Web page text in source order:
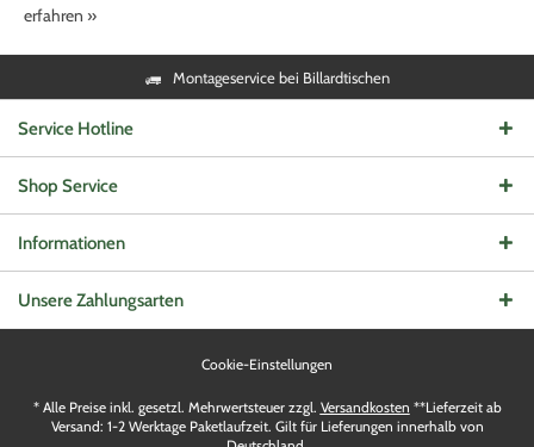
erfahren »
Montageservice bei Billardtischen
Service Hotline
Shop Service
Informationen
Unsere Zahlungsarten
Cookie-Einstellungen
* Alle Preise inkl. gesetzl. Mehrwertsteuer zzgl. Versandkosten **Lieferzeit ab
Versand: 1-2 Werktage Paketlaufzeit. Gilt für Lieferungen innerhalb von